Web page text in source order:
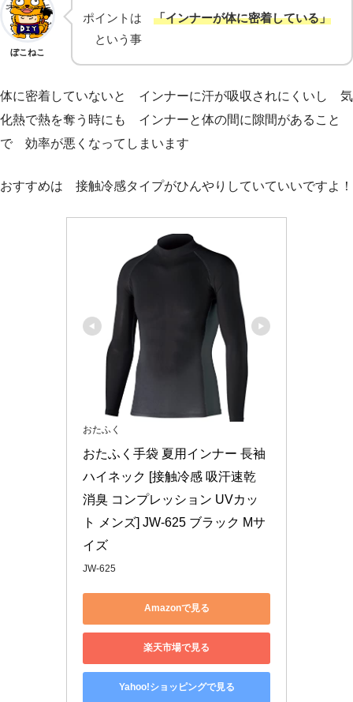
ぼこねこ
ポイントは 「インナーが体に密着している」
という事
体に密着していないと インナーに汗が吸収されにくいし 気
化熱で熱を奪う時にも インナーと体の間に隙間があること
で 効率が悪くなってしまいます
おすすめは 接触冷感タイプがひんやりしていていいですよ！
おたふく
おたふく手袋 夏用インナー 長袖
ハイネック [接触冷感 吸汗速乾
消臭 コンプレッション UVカッ
ト メンズ] JW-625 ブラック Mサ
イズ
JW-625
Amazonで見る
楽天市場で見る
Yahoo!ショッピングで見る